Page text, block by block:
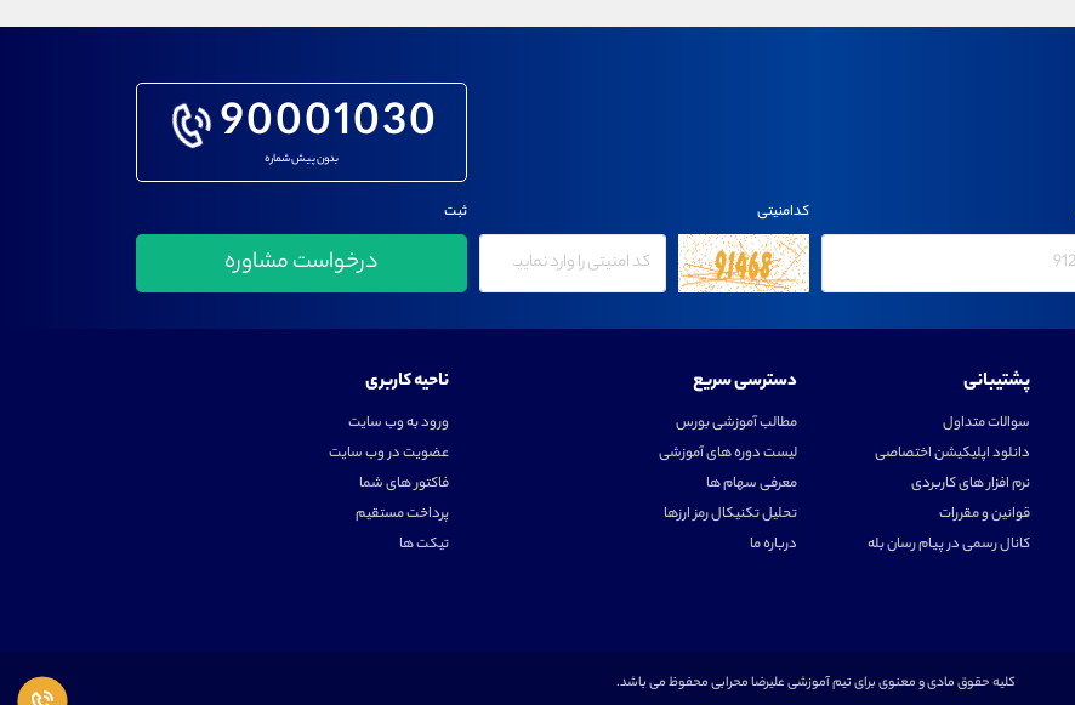
90001030
بدون پیش شماره
کدامنیتی ثبت
پشتیبانی
سوالات متداول
دانلود اپلیکیشن اختصاصی
نرم افزار های کاربردی
قوانین و مقررات
کانال رسمی در پیام رسان بله
دسترسی سریع
مطالب آموزشی بورس
لیست دوره های آموزشی
معرفی سهام ها
تحلیل تکنیکال رمز ارزها
درباره ما
ناحیه کاربری
ورود به وب سایت
عضویت در وب سایت
فاکتور های شما
پرداخت مستقیم
تیکت ها
کلیه حقوق مادی و معنوی برای تیم آموزشی علیرضا محرابی محفوظ می باشد.